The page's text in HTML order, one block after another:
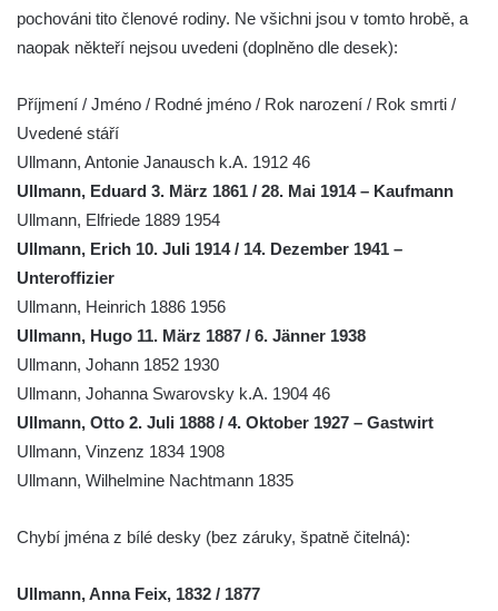
Pomník obětem 2. světové války v Plavu
Pamětní deska obětem 1. světové války v
Kenotaf Pepiho Meisela na hřbitově v
Kenotaf Antona Klause na hřbitově v
Dolním Podluží
Kenotaf Heinricha Klause na hřbitově v
Dolním Podluží
Kenotaf Josefa Stolle na hřbitově v Dolním
Podluží
Pomník obětem 1. světové války na
židovském hřbitově v Mostě
čp. 43 v Lužci nad Vltavou
pochováni tito členové rodiny. Ne všichni jsou v tomto hrobě, a
naopak někteří nejsou uvedeni (doplněno dle desek):
Příjmení / Jméno / Rodné jméno / Rok narození / Rok smrti /
Uvedené stáří
Ullmann, Antonie Janausch k.A. 1912 46
Ullmann, Eduard 3. März 1861 / 28. Mai 1914 – Kaufmann
Ullmann, Elfriede 1889 1954
Ullmann, Erich 10. Juli 1914 / 14. Dezember 1941 –
Unteroffizier
Ullmann, Heinrich 1886 1956
Ullmann, Hugo 11. März 1887 / 6. Jänner 1938
Ullmann, Johann 1852 1930
Ullmann, Johanna Swarovsky k.A. 1904 46
Ullmann, Otto 2. Juli 1888 / 4. Oktober 1927 – Gastwirt
Ullmann, Vinzenz 1834 1908
Ullmann, Wilhelmine Nachtmann 1835
Chybí jména z bílé desky (bez záruky, špatně čitelná):
Ullmann, Anna Feix, 1832 / 1877